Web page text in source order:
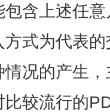
包含上述任
方式为代表
情况的产生
比较流行的